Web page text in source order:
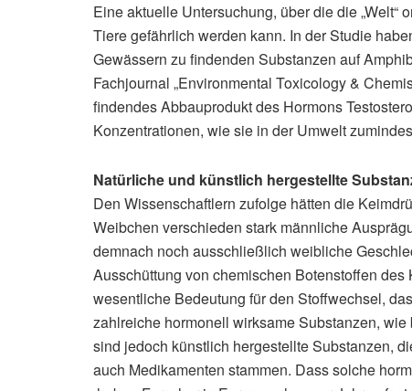
Eine aktuelle Untersuchung, über die die
Tiere gefährlich werden kann. In der Studie
Gewässern zu findenden Substanzen auf
Fachjournal „Environmental Toxicology &
findendes Abbauprodukt des Hormons
Konzentrationen, wie sie in der Umwelt
Natürliche und künstlich hergestellte
Den Wissenschaftlern zufolge hätten die
Weibchen verschieden stark männliche
demnach noch ausschließlich weibliche
Ausschüttung von chemischen Botenstoffen
wesentliche Bedeutung für den Stoffwechsel,
zahlreiche hormonell wirksame Substanzen,
sind jedoch künstlich hergestellte Substanzen,
auch Medikamenten stammen. Dass solche